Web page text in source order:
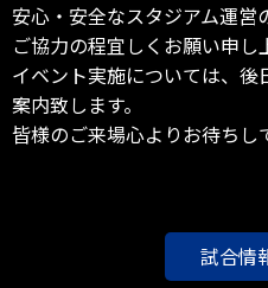
安心・安全なスタジアム運営
ご協力の程宜しくお願い申し
イベント実施については、
案内致します。
皆様のご来場心よりお待ちし
試合情